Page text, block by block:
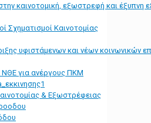
καινοτομική, εξωστρεφή και έξυπνη
Σχηματισμοί Καινοτομίας
υφιστάμενων και νέων κοινωνικών
ΝΘΕ για ανέργους ΠΚΜ
& Εξωστρέφειας